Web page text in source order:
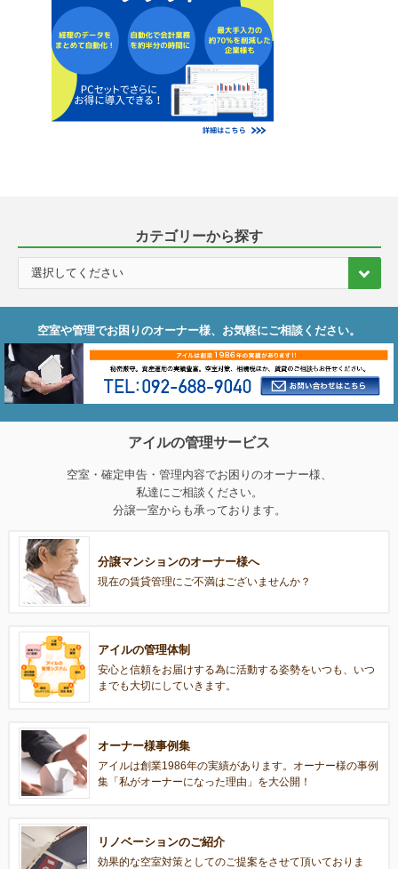
カテゴリーから探す
空室や管理でお困りのオーナー様、お気軽にご相談ください。
アイルの管理サービス
空室・確定申告・管理内容でお困りのオーナー様、
私達にご相談ください。
分譲一室からも承っております。
分譲マンションのオーナー様へ
現在の賃貸管理にご不満はございませんか？
アイルの管理体制
安心と信頼をお届けする為に活動する姿勢をいつも、いつ
までも大切にしていきます。
オーナー様事例集
アイルは創業1986年の実績があります。オーナー様の事例
集「私がオーナーになった理由」を大公開！
リノベーションのご紹介
効果的な空室対策としてのご提案をさせて頂いておりま